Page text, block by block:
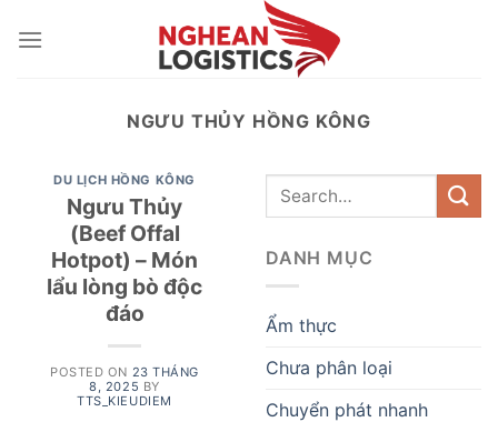
NGƯU THỦY HỒNG KÔNG
DU LỊCH HỒNG KÔNG
Ngưu Thủy
(Beef Offal
Hotpot) – Món
lẩu lòng bò độc
đáo
POSTED ON 23 THÁNG
8, 2025 BY
TTS_KIEUDIEM
DANH MỤC
Ẩm thực
Chưa phân loại
Chuyển phát nhanh